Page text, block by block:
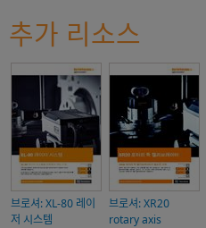
추가 리소스
브로셔: XL-80 레이
저 시스템
브로셔: XR20
rotary axis